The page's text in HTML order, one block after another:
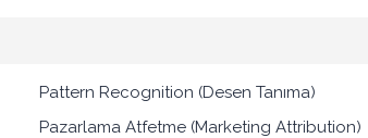
Pattern Recognition (Desen Tanıma)
Pazarlama Atfetme (Marketing Attribution)